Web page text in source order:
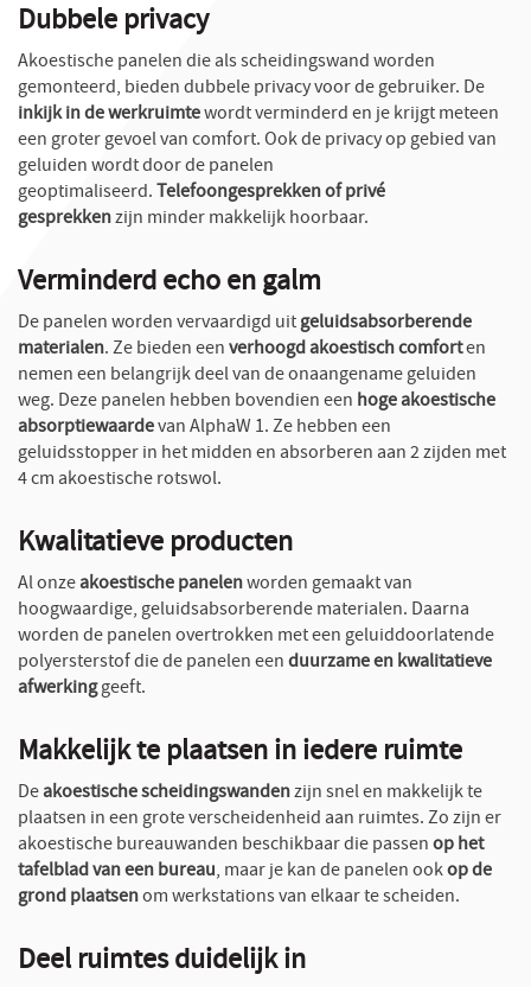
Dubbele privacy
Akoestische panelen die als scheidingswand worden
gemonteerd, bieden dubbele privacy voor de gebruiker. De
inkijk in de werkruimtewordt verminderd en je krijgt meteen
een groter gevoel van comfort. Ook de privacy op gebied van
geluiden wordt door de panelen
geoptimaliseerd.Telefoongesprekken of privé
gesprekkenzijn minder makkelijk hoorbaar.
Verminderd echo en galm
De panelen worden vervaardigd uitgeluidsabsorberende
materialen. Ze bieden eenverhoogd akoestisch comforten
nemen een belangrijk deel van de onaangename geluiden
weg. Deze panelen hebben bovendien een hoge akoestische
absorptiewaardevan AlphaW 1. Ze hebben een
geluidsstopper in het midden en absorberen aan 2 zijden met
4 cm akoestische rotswol.
Kwalitatieve producten
Al onzeakoestische panelenworden gemaakt van
hoogwaardige, geluidsabsorberende materialen. Daarna
worden de panelen overtrokken met een geluiddoorlatende
polyersterstof die de panelen eenduurzame en kwalitatieve
afwerkinggeeft.
Makkelijk te plaatsen in iedere ruimte
Deakoestische scheidingswandenzijn snel en makkelijk te
plaatsen in een grote verscheidenheid aan ruimtes. Zo zijn er
akoestische bureauwanden beschikbaar die passenop het
tafelblad van een bureau, maar je kan de panelen ookop de
grond plaatsenom werkstations van elkaar te scheiden.
Deel ruimtes duidelijk in